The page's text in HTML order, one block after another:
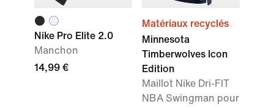
Nike Pro Elite 2.0
Manchon
14,99 €
Matériaux recyclés
Minnesota
Timberwolves Icon
Edition
Maillot Nike Dri-FIT
NBA Swingman pour